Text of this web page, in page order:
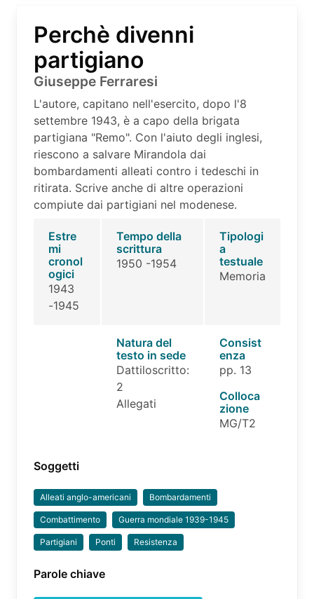
Perchè divenni
partigiano
Giuseppe Ferraresi
L'autore, capitano nell'esercito, dopo l'8
settembre 1943, è a capo della brigata
partigiana "Remo". Con l'aiuto degli inglesi,
riescono a salvare Mirandola dai
bombardamenti alleati contro i tedeschi in
ritirata. Scrive anche di altre operazioni
compiute dai partigiani nel modenese.
Estre
mi
cronol
ogici
1943
-1945
Tempo della
scrittura
1950 -1954
Tipologi
a
testuale
Memoria
Natura del
testo in sede
Dattiloscritto:
2
Allegati
Consist
enza
pp. 13
Colloca
zione
MG/T2
Soggetti
Alleati anglo-americani Bombardamenti
Combattimento Guerra mondiale 1939-1945
Partigiani Ponti Resistenza
Parole chiave